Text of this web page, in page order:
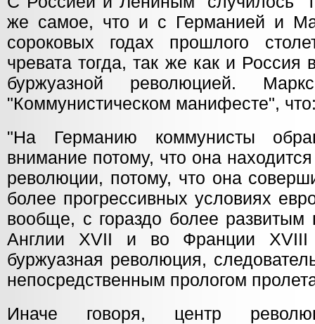
же самое, что и с Германией и
сороковых годах прошлого
чревата тогда, так же как и Россия
буржуазной революцией.
"Коммунистическом манифесте",
"На Германию коммунисты
внимание потому, что она
революции, потому, что она
более прогрессивных условиях
вообще, с гораздо более развитым
Англии XVII и во Франции XVIII
буржуазная революция,
непосредственным прологом
Иначе говоря, центр